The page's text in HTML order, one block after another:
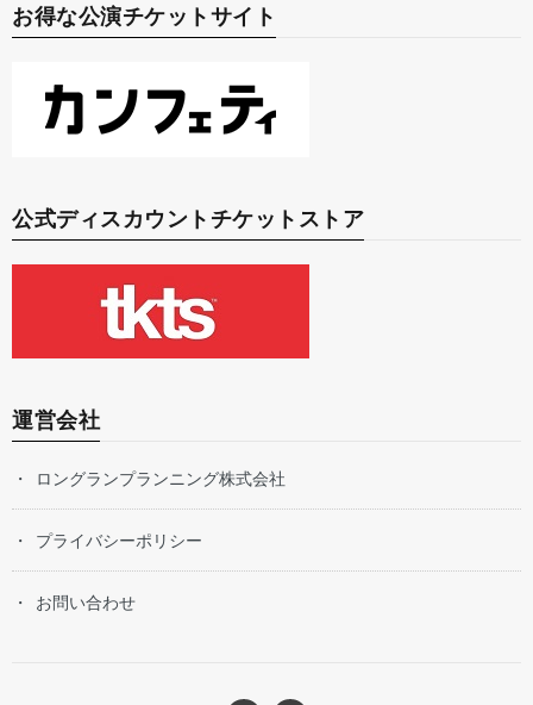
お得な公演チケットサイト
公式ディスカウントチケットストア
運営会社
ロングランプランニング株式会社
プライバシーポリシー
お問い合わせ